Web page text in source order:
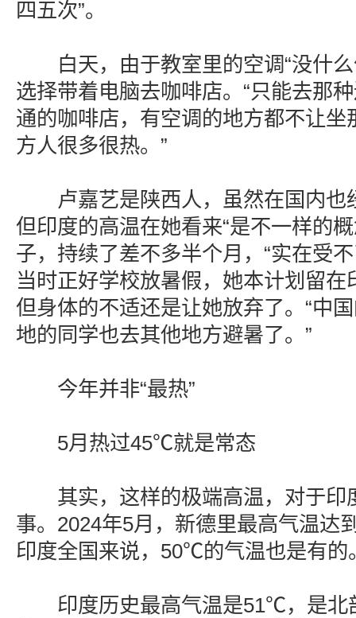
四五次”。
白天，由于教室里的空调“没什么
选择带着电脑去咖啡店。“只能去那
通的咖啡店，有空调的地方都不让坐
方人很多很热。”
卢嘉艺是陕西人，虽然在国内也
但印度的高温在她看来“是不一样的概
子，持续了差不多半个月，“实在受
当时正好学校放暑假，她本计划留在
但身体的不适还是让她放弃了。“中
地的同学也去其他地方避暑了。”
今年并非“最热”
5月热过45℃就是常态
其实，这样的极端高温，对于印
事。2024年5月，新德里最高气温达
印度全国来说，50℃的气温也是有的
印度历史最高气温是51℃，是北